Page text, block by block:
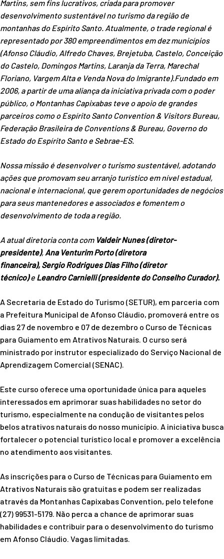
Martins, sem fins lucrativos, criada para promover
desenvolvimento sustentável no turismo da região de
montanhas do Espírito Santo. Atualmente, o trade regional é
representado por 380 empreendimentos em dez municípios
(Afonso Cláudio, Alfredo Chaves, Brejetuba, Castelo, Conceição
do Castelo, Domingos Martins, Laranja da Terra, Marechal
Floriano, Vargem Alta e Venda Nova do Imigrante).Fundado em
2006, a partir de uma aliança da iniciativa privada com o poder
público, o Montanhas Capixabas teve o apoio de grandes
parceiros como o Espírito Santo Convention & Visitors Bureau,
Federação Brasileira de Conventions & Bureau, Governo do
Estado do Espírito Santo e Sebrae-ES.
Nossa missão é desenvolver o turismo sustentável, adotando
ações que promovam seu arranjo turístico em nível estadual,
nacional e internacional, que gerem oportunidades de negócios
para seus mantenedores e associados e fomentem o
desenvolvimento de toda a região.
A atual diretoria conta com Valdeir Nunes (diretor-
presidente), Ana Venturim Porto(diretora
financeira),SergioRodrigues Dias Filho (diretor
técnico)e Leandro Carnielli (presidente do Conselho Curador).
A Secretaria de Estado do Turismo (SETUR), em parceria com
a Prefeitura Municipal de Afonso Cláudio, promoverá entre os
dias 27 de novembro e 07 de dezembro o Curso de Técnicas
para Guiamento em Atrativos Naturais. O curso será
ministrado por instrutor especializado do Serviço Nacional de
Aprendizagem Comercial (SENAC).
Este curso oferece uma oportunidade única para aqueles
interessados em aprimorar suas habilidades no setor do
turismo, especialmente na condução de visitantes pelos
belos atrativos naturais do nosso município. A iniciativa busca
fortalecer o potencial turístico local e promover a excelência
no atendimento aos visitantes.
As inscrições para o Curso de Técnicas para Guiamento em
Atrativos Naturais são gratuitas e podem ser realizadas
através da Montanhas Capixabas Convention, pelo telefone
(27) 99531-5179. Não perca a chance de aprimorar suas
habilidades e contribuir para o desenvolvimento do turismo
em Afonso Cláudio. Vagas limitadas.